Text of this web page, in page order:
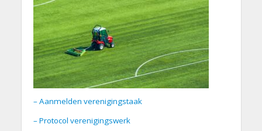
– Aanmelden verenigingstaak
– Protocol verenigingswerk